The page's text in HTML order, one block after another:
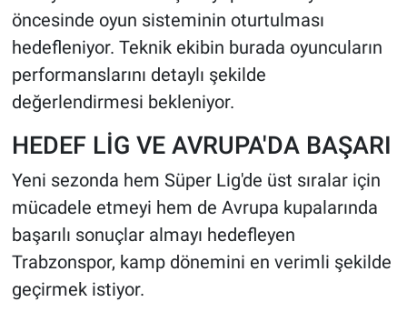
öncesinde oyun sisteminin oturtulması
hedefleniyor. Teknik ekibin burada oyuncuların
performanslarını detaylı şekilde
değerlendirmesi bekleniyor.
HEDEF LİG VE AVRUPA'DA BAŞARI
Yeni sezonda hem Süper Lig'de üst sıralar için
mücadele etmeyi hem de Avrupa kupalarında
başarılı sonuçlar almayı hedefleyen
Trabzonspor, kamp dönemini en verimli şekilde
geçirmek istiyor.